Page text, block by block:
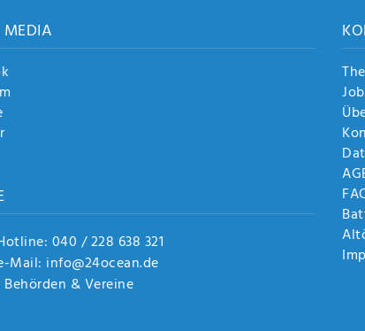
040 / 228 638 321
Mail: info@24ocean.de
& Vereine